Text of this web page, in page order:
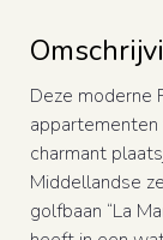
Deze moderne
charmant
Middellandse
golfbaan “La